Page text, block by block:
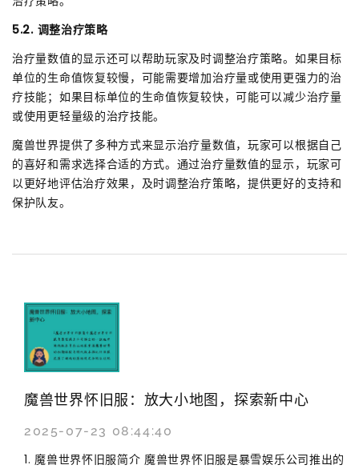
5.2. 调整治疗策略
治疗量数值的显示还可以帮助玩家及时调整治疗策略。如果目标
单位的生命值恢复较慢，可能需要增加治疗量或使用更强力的治
疗技能；如果目标单位的生命值恢复较快，可能可以减少治疗量
或使用更轻量级的治疗技能。
魔兽世界提供了多种方式来显示治疗量数值，玩家可以根据自己
的喜好和需求选择合适的方式。通过治疗量数值的显示，玩家可
以更好地评估治疗效果，及时调整治疗策略，提供更好的支持和
保护队友。
魔兽世界怀旧服：放大小地图，探索新中心
2025-07-23 08:44:40
1. 魔兽世界怀旧服简介 魔兽世界怀旧服是暴雪娱乐公司推出的